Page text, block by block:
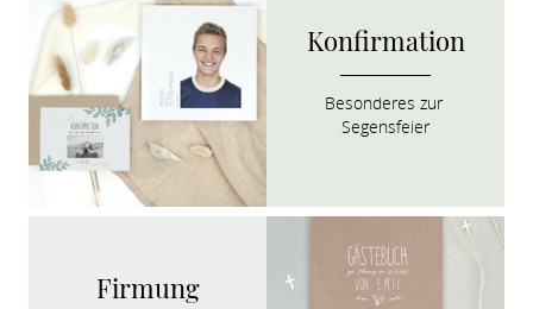
Konfirmation
Besonderes zur
Segensfeier
Firmung